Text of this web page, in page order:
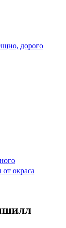
дорого
окраса